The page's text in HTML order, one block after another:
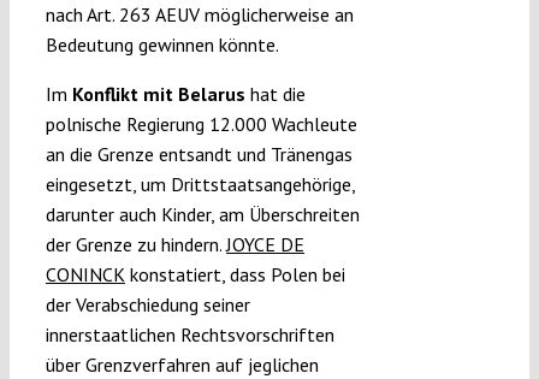
nach Art. 263 AEUV möglicherweise an
Bedeutung gewinnen könnte.
Im Konflikt mit Belarus hat die
polnische Regierung 12.000 Wachleute
an die Grenze entsandt und Tränengas
eingesetzt, um Drittstaatsangehörige,
darunter auch Kinder, am Überschreiten
der Grenze zu hindern.JOYCE DE
CONINCKkonstatiert, dass Polen bei
der Verabschiedung seiner
innerstaatlichen Rechtsvorschriften
über Grenzverfahren auf jeglichen